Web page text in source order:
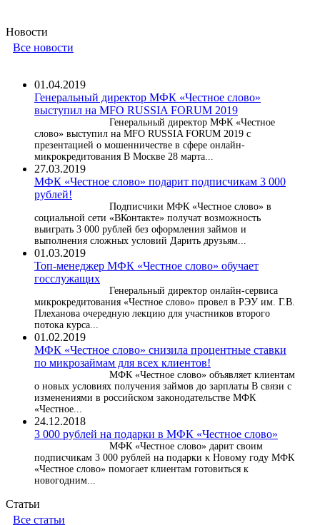
Новости
Все новости
01.04.2019
Генеральный директор МФК «Честное слово»
выступил на MFO RUSSIA FORUM 2019
Генеральный директор МФК «Честное
слово» выступил на MFO RUSSIA FORUM 2019 с
презентацией о мошенничестве в сфере онлайн-
микрокредитования В Москве 28 марта...
27.03.2019
МФК «Честное слово» подарит подписчикам 3 000
рублей!
Подписчики МФК «Честное слово» в
социальной сети «ВКонтакте» получат возможность
выиграть 3 000 рублей без оформления займов и
выполнения сложных условий Дарить друзьям...
01.03.2019
Топ-менеджер МФК «Честное слово» обучает
госслужащих
Генеральный директор онлайн-сервиса
микрокредитования «Честное слово» провел в РЭУ им. Г.В.
Плеханова очередную лекцию для участников второго
потока курса...
01.02.2019
МФК «Честное слово» снизила процентные ставки
по микрозаймам для всех клиентов!
МФК «Честное слово» объявляет клиентам
о новых условиях получения займов до зарплаты В связи с
изменениями в российском законодательстве МФК
«Честное...
24.12.2018
3 000 рублей на подарки в МФК «Честное слово»
МФК «Честное слово» дарит своим
подписчикам 3 000 рублей на подарки к Новому году МФК
«Честное слово» помогает клиентам готовиться к
новогодним...
Статьи
Все статьи